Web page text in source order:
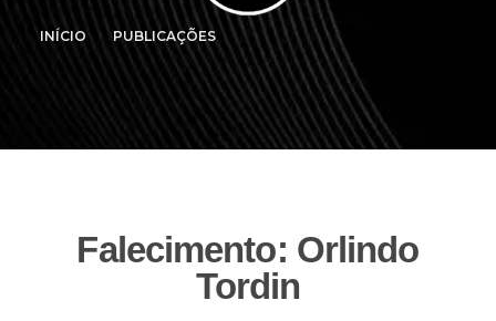
INÍCIO PUBLICAÇÕES
Falecimento: Orlindo
Tordin